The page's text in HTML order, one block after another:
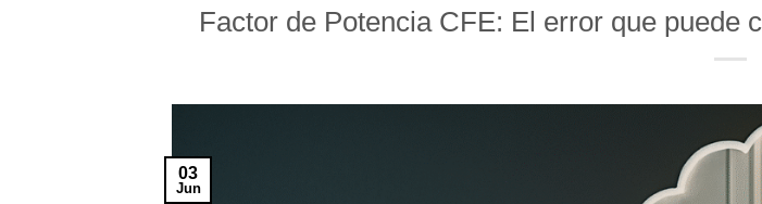
Factor de Potencia CFE: El error que puede
03
Jun